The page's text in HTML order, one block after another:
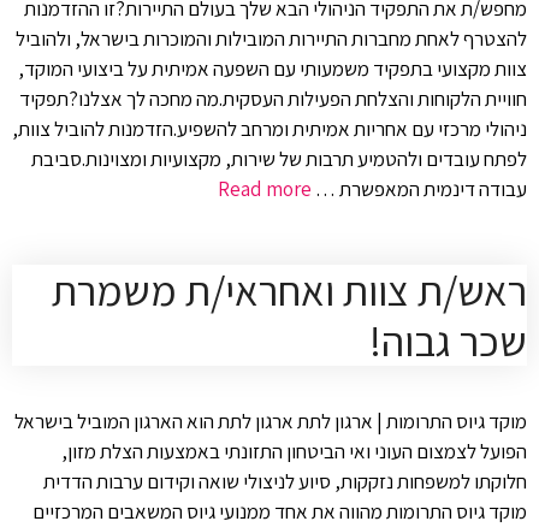
מחפש/ת את התפקיד הניהולי הבא שלך בעולם התיירות?זו ההזדמנות
להצטרף לאחת מחברות התיירות המובילות והמוכרות בישראל, ולהוביל
צוות מקצועי בתפקיד משמעותי עם השפעה אמיתית על ביצועי המוקד,
חוויית הלקוחות והצלחת הפעילות העסקית.מה מחכה לך אצלנו?תפקיד
ניהולי מרכזי עם אחריות אמיתית ומרחב להשפיע.הזדמנות להוביל צוות,
לפתח עובדים ולהטמיע תרבות של שירות, מקצועיות ומצוינות.סביבת
עבודה דינמית המאפשרת … Read more
ראש/ת צוות ואחראי/ת משמרת
שכר גבוה!
מוקד גיוס התרומות | ארגון לתת ארגון לתת הוא הארגון המוביל בישראל
הפועל לצמצום העוני ואי הביטחון התזונתי באמצעות הצלת מזון,
חלוקתו למשפחות נזקקות, סיוע לניצולי שואה וקידום ערבות הדדית
מוקד גיוס התרומות מהווה את אחד ממנועי גיוס המשאבים המרכזיים